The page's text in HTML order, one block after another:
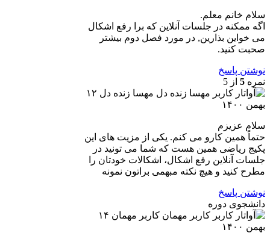
سلام خانم معلم.
اگه ممکنه در جلسات آنلاین که برا رفع اشکال
می خواین بذارین, در مورد فصل دوم بیشتر
صحبت کنید.
نوشتن پاسخ
نمره 5 از 5
مهسا زنده دل ۱۲
بهمن ۱۴۰۰
سلام عزیزم
حتماً همین کارو می کنم. یکی از مزیت های این
پکیج ریاضی همین هست که شما می تونید در
جلسات آنلاین رفع اشکال، اشکالات خودتان را
مطرح کنید و هیچ نکته مبهمی براتون نمونه
نوشتن پاسخ
دانشجوی دوره
کاربر مهمان ۱۴
بهمن ۱۴۰۰